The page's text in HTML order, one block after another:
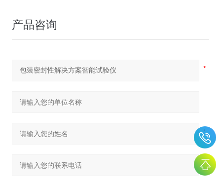
产品咨询